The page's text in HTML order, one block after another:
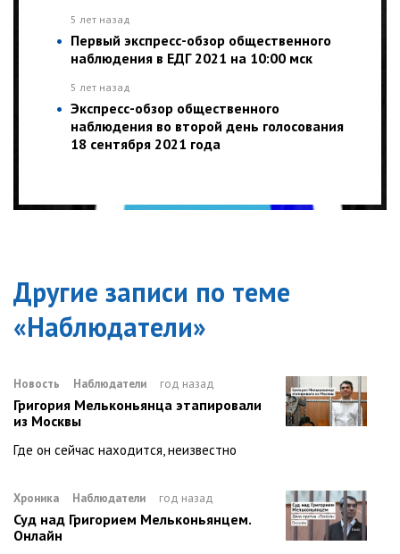
5 лет назад
Первый экспресс-обзор общественного
наблюдения в ЕДГ 2021 на 10:00 мск
5 лет назад
Экспресс-обзор общественного
наблюдения во второй день голосования
18 сентября 2021 года
Другие записи по теме
«Наблюдатели»
Новость Наблюдатели год назад
Григория Мельконьянца этапировали
из Москвы
Где он сейчас находится, неизвестно
Хроника Наблюдатели год назад
Суд над Григорием Мельконьянцем.
Онлайн